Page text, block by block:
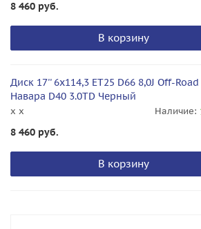
8 460 руб.
В корзину
Диск 17'' 6x114,3 ET25 D66 8,0J Off-
Навара D40 3.0TD Черный
x x Наличие:
8 460 руб.
В корзину